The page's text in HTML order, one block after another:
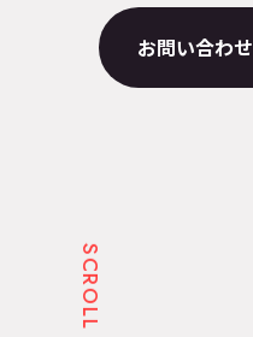
お問い合わせ
SCROLL